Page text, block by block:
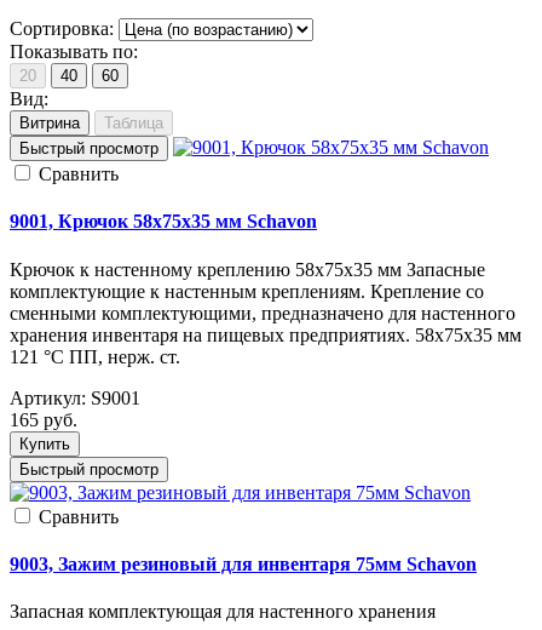
Сортировка:
Показывать по:
20 40 60
Вид:
Витрина
Таблица
Быстрый просмотр
Cравнить
9001, Крючок 58х75х35 мм Schavon
Крючок к настенному креплению 58х75х35 мм Запасные
комплектующие к настенным креплениям. Крепление со
сменными комплектующими, предназначено для настенного
хранения инвентаря на пищевых предприятиях. 58x75x35 мм
121 °С ПП, нерж. ст.
Артикул: S9001
165 руб.
Купить
Быстрый просмотр
Cравнить
9003, Зажим резиновый для инвентаря 75мм Schavon
Запасная комплектующая для настенного хранения